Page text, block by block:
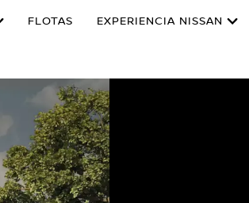
FLOTAS EXPERIENCIA NISSAN